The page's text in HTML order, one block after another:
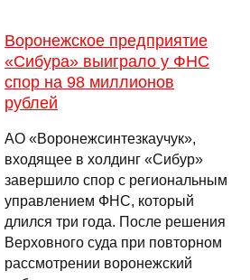
Воронежское предприятие
«Сибура» выиграло у ФНС
спор на 98 миллионов
рублей
АО «Воронежсинтезкаучук»,
входящее в холдинг «Сибур»
завершило спор с региональным
управлением ФНС, который
длился три года. После решения
Верховного суда при повторном
рассмотрении воронежский